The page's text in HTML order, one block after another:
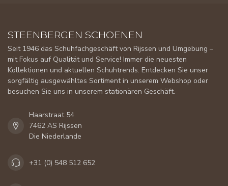
STEENBERGEN SCHOENEN
Seit 1946 das Schuhfachgeschäft von Rijssen und Umgebung –
mit Fokus auf Qualität und Service! Immer die neuesten
Kollektionen und aktuellen Schuhtrends. Entdecken Sie unser
sorgfältig ausgewähltes Sortiment in unserem Webshop oder
besuchen Sie uns in unserem stationären Geschäft.
Haarstraat 54
7462 AS Rijssen
Die Niederlande
+31 (0) 548 512 652